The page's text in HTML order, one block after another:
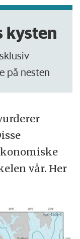
kysten
på nesten
fra kysten
øyer
Mayen.
seg flere
og
norske
vår. Her